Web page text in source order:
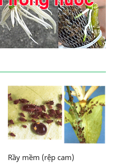
Rầy mềm (rệp cam)